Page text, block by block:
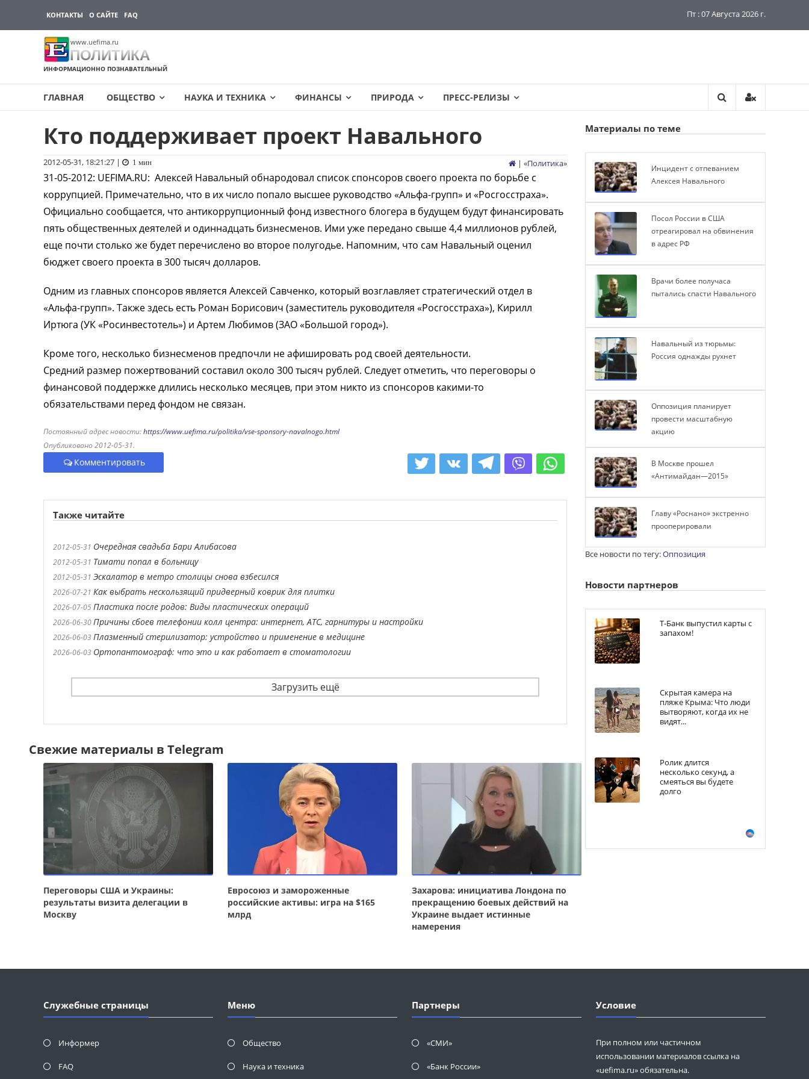
КОНТАКТЫ О САЙТЕ FAQ Пт : 07 Августа 2026 г.
www.uefima.ru
ПОЛИТИКА
ИНФОРМАЦИОННО ПОЗНАВАТЕЛЬНЫЙ
ГЛАВНАЯ ОБЩЕСТВО НАУКА И ТЕХНИКА ФИНАНСЫ ПРИРОДА ПРЕСС-РЕЛИЗЫ
содержимому
Кто поддерживает проект Навального
2012-05-31, 18:21:27 | 1 мин | «Политика»
31-05-2012: UEFIMA.RU: Алексей Навальный обнародовал список спонсоров своего проекта по борьбе с
коррупцией. Примечательно, что в их число попало высшее руководство «Альфа-групп» и «Росгосстраха».
Официально сообщается, что антикоррупционный фонд известного блогера в будущем будут финансировать
пять общественных деятелей и одиннадцать бизнесменов. Ими уже передано свыше 4,4 миллионов рублей,
еще почти столько же будет перечислено во второе полугодье. Напомним, что сам Навальный оценил
бюджет своего проекта в 300 тысяч долларов.
Одним из главных спонсоров является Алексей Савченко, который возглавляет стратегический отдел в
«Альфа-групп». Также здесь есть Роман Борисович (заместитель руководителя «Росгосстраха»), Кирилл
Иртюга (УК «Росинвестотель») и Артем Любимов (ЗАО «Большой город»).
Кроме того, несколько бизнесменов предпочли не афишировать род своей деятельности.
Средний размер пожертвований составил около 300 тысяч рублей. Следует отметить, что переговоры о
финансовой поддержке длились несколько месяцев, при этом никто из спонсоров какими-то
обязательствами перед фондом не связан.
Постоянный адрес новости:https://www.uefima.ru/politika/vse-sponsory-navalnogo.html
Опубликовано 2012-05-31.
Комментировать
Также читайте
2012-05-31 Очередная свадьба Бари Алибасова
2012-05-31 Тимати попал в больницу
2012-05-31 Эскалатор в метро столицы снова взбесился
2026-07-21 Как выбрать нескользящий придверный коврик для плитки
2026-07-05Пластика после родов: Виды пластических операций
2026-06-30Причины сбоев телефонии колл центра: интернет, АТС, гарнитуры и настройки
2026-06-03Плазменный стерилизатор: устройство и применение в медицине
2026-06-03 Ортопантомограф: что это и как работает в стоматологии
Загрузить ещё
Свежие материалы в Telegram
Переговоры США и Украины:
результаты визита делегации в
Москву
Евросоюз и замороженные
российские активы: игра на $165
млрд
Захарова: инициатива Лондона по
прекращению боевых действий на
Украине выдает истинные
намерения
Материалы по теме
Инцидент с отпеванием
Алексея Навального
Посол России в США
отреагировал на обвинения
в адрес РФ
Врачи более получаса
пытались спасти Навального
Навальный из тюрьмы:
Россия однажды рухнет
Оппозиция планирует
провести масштабную
акцию
В Москве прошел
«Антимайдан—2015»
Главу «Роснано» экстренно
прооперировали
Все новости по тегу:Оппозиция
Новости партнеров
Т-Банк выпустил карты с
запахом!
Скрытая камера на
пляже Крыма: Что люди
вытворяют, когда их не
видят...
Ролик длится
несколько секунд, а
смеяться вы будете
долго
Служебные страницы
Информер
FAQ
Меню
Общество
Наука и техника
Партнеры
«СМИ»
«Банк России»
Условие
При полном или частичном
использовании материалов ссылка на
«uefima.ru» обязательна.